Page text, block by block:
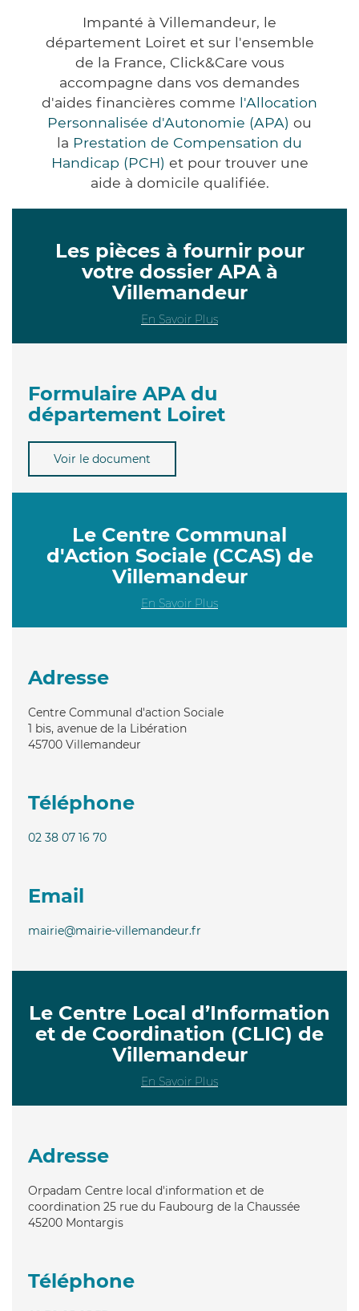
Impanté à Villemandeur, le
département Loiret et sur l'ensemble
de la France, Click&Care vous
accompagne dans vos demandes
d'aides financières comme l'Allocation
Personnalisée d'Autonomie (APA) ou
la Prestation de Compensation du
Handicap (PCH) et pour trouver une
aide à domicile qualifiée.
Les pièces à fournir pour
votre dossier APA à
Villemandeur
En Savoir Plus
Formulaire APA du
département Loiret
Voir le document
Le Centre Communal
d'Action Sociale (CCAS) de
Villemandeur
En Savoir Plus
Adresse
Centre Communal d'action Sociale
1 bis, avenue de la Libération
45700 Villemandeur
Téléphone
02 38 07 16 70
Email
mairie@mairie-villemandeur.fr
Le Centre Local d’Information
et de Coordination (CLIC) de
Villemandeur
En Savoir Plus
Adresse
Orpadam Centre local d'information et de
coordination 25 rue du Faubourg de la Chaussée
45200 Montargis
Téléphone